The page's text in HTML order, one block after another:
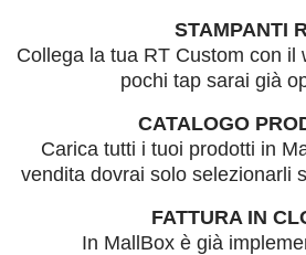
STAMPANTI
Collega la tua RT Custom con il
pochi tap sarai già
CATALOGO
Carica tutti i tuoi prodotti in
vendita dovrai solo selezionarli
FATTURA IN
In MallBox è già